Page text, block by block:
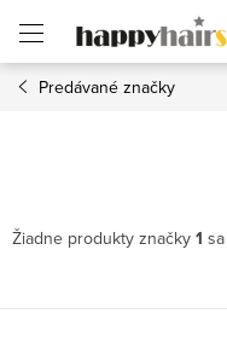
obsah
Predávané značky
Žiadne produkty značky 1